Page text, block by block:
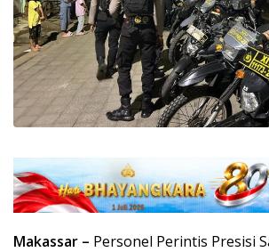
Makassar – Personel Perintis Presisi